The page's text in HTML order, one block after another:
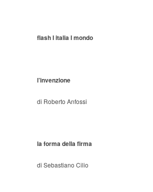
flash I italia I mondo
l’invenzione
di Roberto Anfossi
la forma della firma
di Sebastiano Cilio